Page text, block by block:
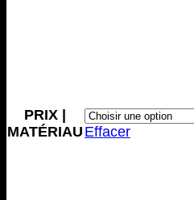
PRIX |
MATÉRIAU Effacer